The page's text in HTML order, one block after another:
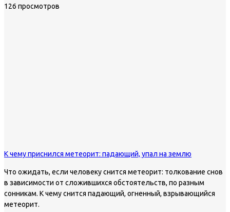
126 просмотров
К чему приснился метеорит: падающий, упал на землю
Что ожидать, если человеку снится метеорит: толкование снов
в зависимости от сложившихся обстоятельств, по разным
сонникам. К чему снится падающий, огненный, взрывающийся
метеорит.